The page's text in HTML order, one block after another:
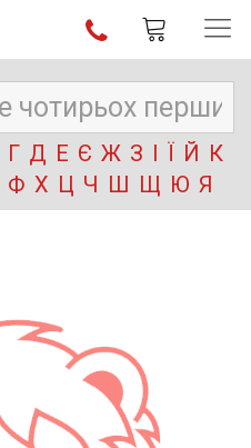
Г Д Е Є Ж З І Ї Й К
Ф Х Ц Ч Ш Щ Ю Я